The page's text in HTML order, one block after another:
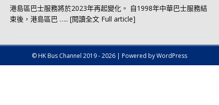
港島區巴士服務將於2023年再起變化。 自1998年中華巴士服務結
束後，港島區巴 ….. [閱讀全文 Full article]
© HK Bus Channel 2019 - 2026 | Powered by WordPress